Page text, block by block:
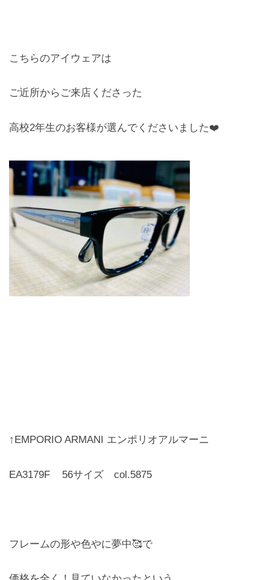
サングラス
Hearing Aid
アクセス
Access
よくあるご質問
Q＆A
お問合せ
こちらのアイウェアは
ご近所からご来店くださった
高校2年生のお客様が選んでくださいました❤️
↑EMPORIO ARMANI エンポリオアルマーニ
EA3179F 56サイズ col.5875
フレームの形や色やに夢中🥰で